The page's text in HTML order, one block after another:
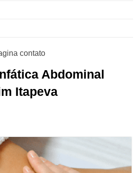
Abdominal
Itapeva